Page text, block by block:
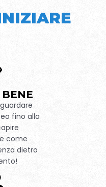
fino alla
come
dietro